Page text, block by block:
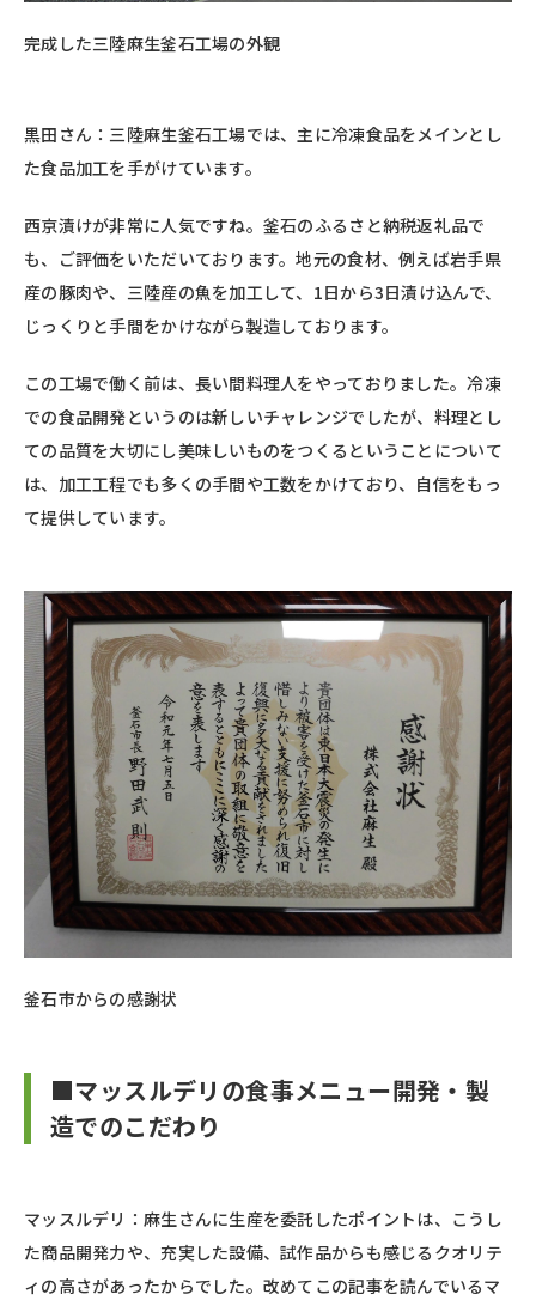
完成した三陸麻生釜石工場の外観
黒田さん：三陸麻生釜石工場では、主に冷凍食品をメインとし
た食品加工を手がけています。
西京漬けが非常に人気ですね。釜石のふるさと納税返礼品で
も、ご評価をいただいております。地元の食材、例えば岩手県
産の豚肉や、三陸産の魚を加工して、1日から3日漬け込んで、
じっくりと手間をかけながら製造しております。
この工場で働く前は、長い間料理人をやっておりました。冷凍
での食品開発というのは新しいチャレンジでしたが、料理とし
ての品質を大切にし美味しいものをつくるということについて
は、加工工程でも多くの手間や工数をかけており、自信をもっ
て提供しています。
釜石市からの感謝状
■マッスルデリの食事メニュー開発・製
造でのこだわり
マッスルデリ：麻生さんに生産を委託したポイントは、こうし
た商品開発力や、充実した設備、試作品からも感じるクオリテ
ィの高さがあったからでした。改めてこの記事を読んでいるマ